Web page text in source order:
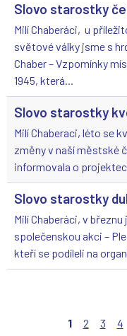
Slovo starostky
Milí Chaberáci, u
světové války jsme s
Chaber – Vzpomínky
1945, která...
Slovo starostky
Milí Chaberaci, léto se
změny v naší městské
informovala o
Slovo starostky
Milí Chaberáci, v
společenskou akci –
kteří se podíleli na
1 2 3 4